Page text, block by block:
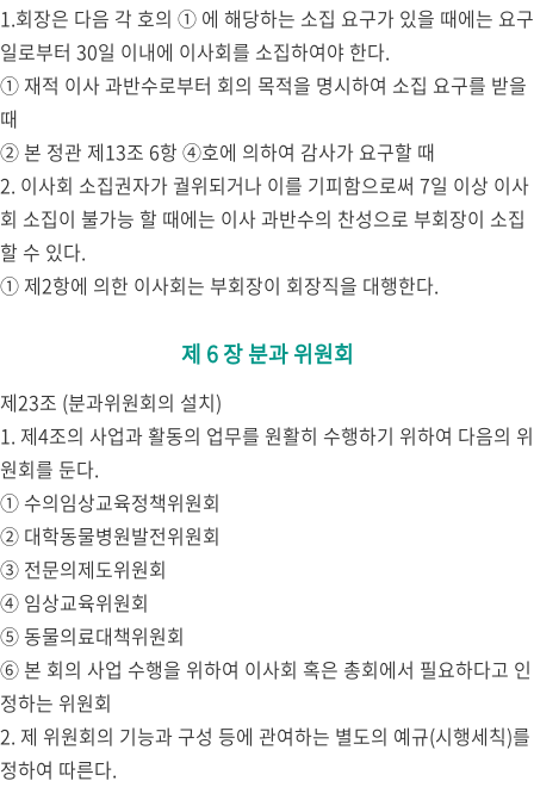
1.회장은 다음 각 호의 ① 에 해당하는 소집 요구가 있을 때에는 요구
일로부터 30일 이내에 이사회를 소집하여야 한다.
① 재적 이사 과반수로부터 회의 목적을 명시하여 소집 요구를 받을
때
② 본 정관 제13조 6항 ④호에 의하여 감사가 요구할 때
2. 이사회 소집권자가 궐위되거나 이를 기피함으로써 7일 이상 이사
회 소집이 불가능 할 때에는 이사 과반수의 찬성으로 부회장이 소집
할 수 있다.
① 제2항에 의한 이사회는 부회장이 회장직을 대행한다.
제 6 장 분과 위원회
제23조 (분과위원회의 설치)
1. 제4조의 사업과 활동의 업무를 원활히 수행하기 위하여 다음의 위
원회를 둔다.
① 수의임상교육정책위원회
② 대학동물병원발전위원회
③ 전문의제도위원회
④ 임상교육위원회
⑤ 동물의료대책위원회
⑥ 본 회의 사업 수행을 위하여 이사회 혹은 총회에서 필요하다고 인
정하는 위원회
2. 제 위원회의 기능과 구성 등에 관여하는 별도의 예규(시행세칙)를
정하여 따른다.